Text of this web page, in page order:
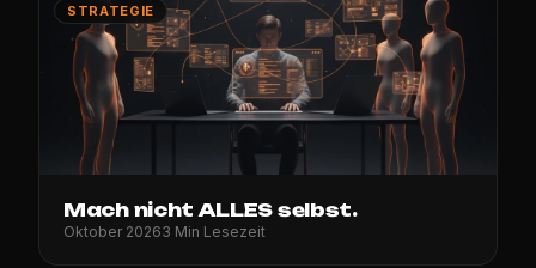
STRATEGIE
Mach nicht ALLES selbst.
Oktober 20263 Min Lesezeit